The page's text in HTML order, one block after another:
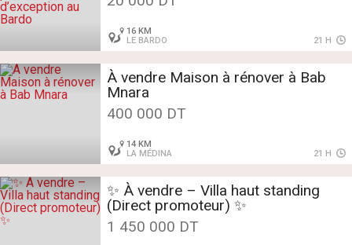
16 KM
LE BARDO
21 H
À vendre Maison à rénover à Bab
Mnara
400 000 DT
14 KM
LA MÉDINA
21 H
✨ À vendre – Villa haut standing
(Direct promoteur) ✨
1 450 000 DT